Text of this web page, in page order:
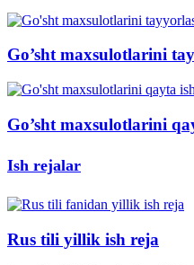
Go’sht maxsulotlarini
Go’sht maxsulotlarini
Ish rejalar
Rus tili yillik ish reja